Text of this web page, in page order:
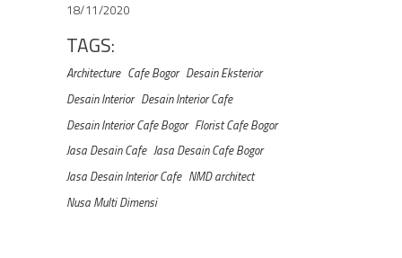
18/11/2020
TAGS:
Architecture Cafe Bogor Desain Eksterior
Desain Interior Desain Interior Cafe
Desain Interior Cafe Bogor Florist Cafe Bogor
Jasa Desain Cafe Jasa Desain Cafe Bogor
Jasa Desain Interior Cafe NMD architect
Nusa Multi Dimensi